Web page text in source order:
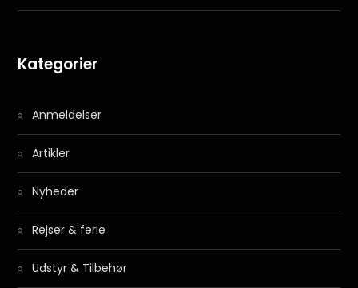
Kategorier
Anmeldelser
Artikler
Nyheder
Rejser & ferie
Udstyr & Tilbehør